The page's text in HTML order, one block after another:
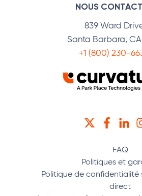
NOUS
839 Ward
Santa Barbara, CA
+1 (800) 230-
TWITTER
FAQ
Politiques et
Politique de confidentialité
direct